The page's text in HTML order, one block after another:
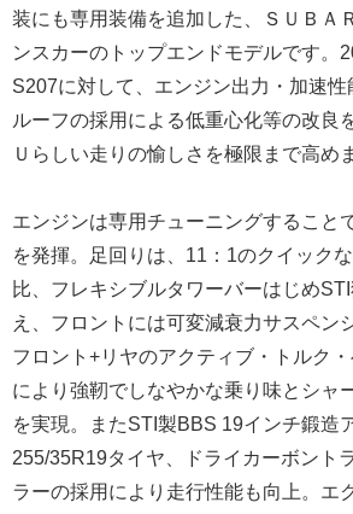
装にも専用装備を追加した、ＳＵＢＡ
ンスカーのトップエンドモデルです。
S207に対して、エンジン出力・加速
ルーフの採用による低重心化等の改良
Ｕらしい走りの愉しさを極限まで高め
エンジンは専用チューニングすること
を発揮。足回りは、11：1のクイック
比、フレキシブルタワーバーはじめ
え、フロントには可変減衰力サスペン
フロント+リヤのアクティブ・トルク
により強靭でしなやかな乗り味とシャ
を実現。またSTI製BBS 19インチ鍛造
255/35R19タイヤ、ドライカーボント
ラーの採用により走行性能も向上。エ